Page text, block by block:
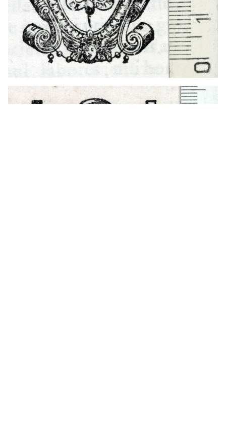
1549 - 1583 Venecia (Italia)